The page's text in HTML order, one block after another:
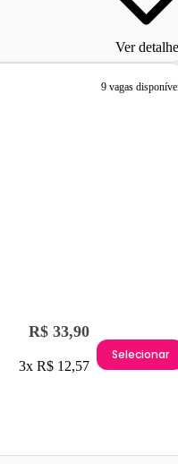
Ver
9 vagas
R$ 33,90
3x R$ 12,57
Selecionar